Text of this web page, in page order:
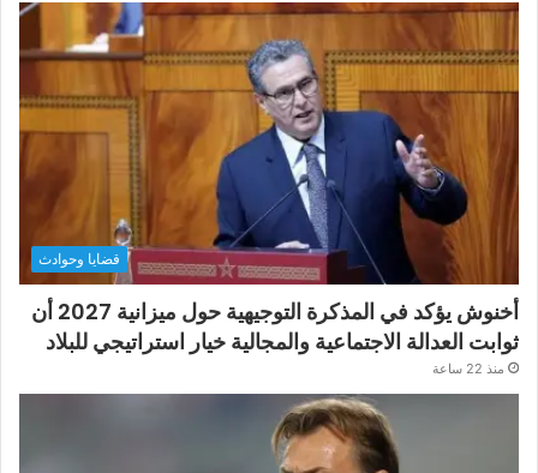
قضايا وحوادث
أخنوش يؤكد في المذكرة التوجيهية حول ميزانية 2027 أن
ثوابت العدالة الاجتماعية والمجالية خيار استراتيجي للبلاد
منذ 22 ساعة